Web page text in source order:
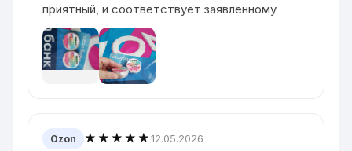
приятный, и соответствует заявленному
Ozon ★★★★★12.05.2026